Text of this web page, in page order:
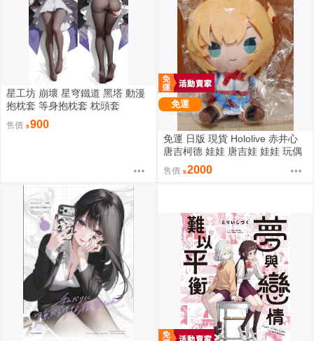
星工坊 崩壞 星穹鐵道 黑塔 動漫
抱枕套 等身抱枕套 枕頭套
售價 900
免運
免運 日版 現貨 Hololive 赤井心
唐吉柯德 娃娃 唐吉娃 娃娃 玩偶
ドン・キホーテ もちどる 赤井は
あと
售價 2000